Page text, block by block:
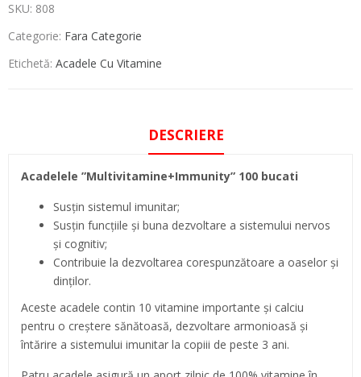
SKU: 808
Categorie: Fara Categorie
Etichetă: Acadele Cu Vitamine
DESCRIERE
Acadelele ”Multivitamine+Immunity” 100 bucati
Susțin sistemul imunitar;
Susțin funcțiile și buna dezvoltare a sistemului nervos
și cognitiv;
Contribuie la dezvoltarea corespunzătoare a oaselor și
dinților.
Aceste acadele contin 10 vitamine importante și calciu
pentru o creștere sănătoasă, dezvoltare armonioasă și
întărire a sistemului imunitar la copiii de peste 3 ani.